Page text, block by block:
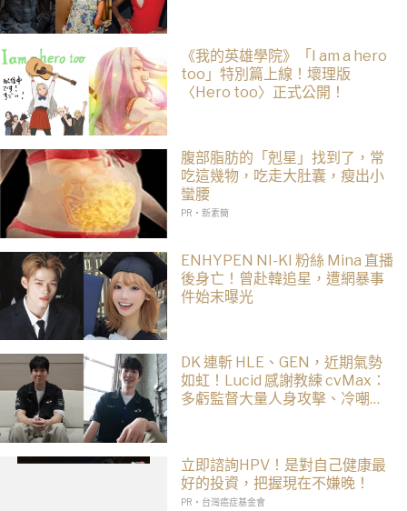
《我的英雄學院》「I am a hero
too」特別篇上線！壞理版
〈Hero too〉正式公開！
腹部脂肪的「剋星」找到了，常
吃這幾物，吃走大肚囊，瘦出小
蠻腰
PR・新素簡
ENHYPEN NI-KI 粉絲 Mina 直播
後身亡！曾赴韓追星，遭網暴事
件始末曝光
DK 連斬 HLE、GEN，近期氣勢
如虹！Lucid 感謝教練 cvMax：
多虧監督大量人身攻擊、冷嘲熱
立即諮詢HPV！是對自己健康最
好的投資，把握現在不嫌晚！
PR・台灣癌症基金會